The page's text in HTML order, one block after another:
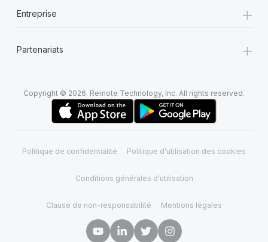
Entreprise +
Partenariats +
Copyright © 2026. Remote Technology, Inc. All rights reserved.
Politique de confidentialité Politique d’utilisation des cookies
Conditions générales d'utilisation
Clause de non-responsabilité Mentions légales